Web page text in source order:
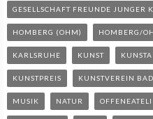
GESELLSCHAFT FREUNDE JUNGER
HOMBERG (OHM) HOMBERG/
KARLSRUHE KUNST
KUNSTPREIS KUNSTVEREIN
MUSIK NATUR